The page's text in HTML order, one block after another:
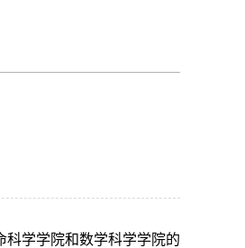
学学院和数学科学学院的